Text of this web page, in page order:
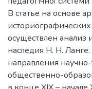
В статье на основе
осуществлен анализ
наследия Н. Н.
направления
общественно-